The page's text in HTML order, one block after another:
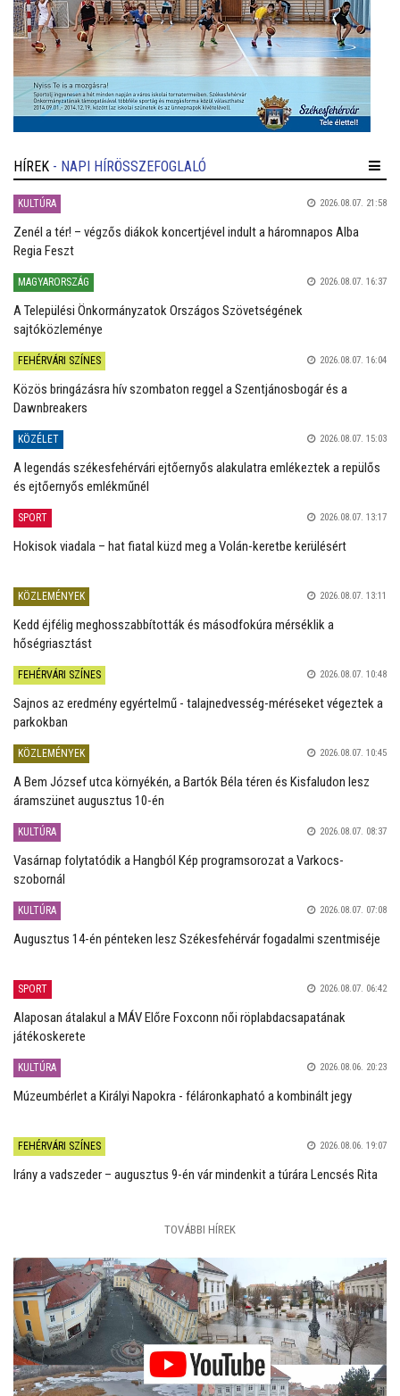
HÍREK - NAPI HÍRÖSSZEFOGLALÓ
KULTÚRA 2026.08.07. 21:58
Zenél a tér! – végzős diákok koncertjével indult a háromnapos Alba
Regia Feszt
MAGYARORSZÁG 2026.08.07. 16:37
A Települési Önkormányzatok Országos Szövetségének
sajtóközleménye
FEHÉRVÁRI SZÍNES 2026.08.07. 16:04
Közös bringázásra hív szombaton reggel a Szentjánosbogár és a
Dawnbreakers
KÖZÉLET 2026.08.07. 15:03
A legendás székesfehérvári ejtőernyős alakulatra emlékeztek a repülős
és ejtőernyős emlékműnél
SPORT 2026.08.07. 13:17
Hokisok viadala – hat fiatal küzd meg a Volán-keretbe kerülésért
KÖZLEMÉNYEK 2026.08.07. 13:11
Kedd éjfélig meghosszabbították és másodfokúra mérséklik a
hőségriasztást
FEHÉRVÁRI SZÍNES 2026.08.07. 10:48
Sajnos az eredmény egyértelmű - talajnedvesség-méréseket végeztek a
parkokban
KÖZLEMÉNYEK 2026.08.07. 10:45
A Bem József utca környékén, a Bartók Béla téren és Kisfaludon lesz
áramszünet augusztus 10-én
KULTÚRA 2026.08.07. 08:37
Vasárnap folytatódik a Hangból Kép programsorozat a Varkocs-
szobornál
KULTÚRA 2026.08.07. 07:08
Augusztus 14-én pénteken lesz Székesfehérvár fogadalmi szentmiséje
SPORT 2026.08.07. 06:42
Alaposan átalakul a MÁV Előre Foxconn női röplabdacsapatának
játékoskerete
KULTÚRA 2026.08.06. 20:23
Múzeumbérlet a Királyi Napokra - féláronkapható a kombinált jegy
FEHÉRVÁRI SZÍNES 2026.08.06. 19:07
Irány a vadszeder – augusztus 9-én vár mindenkit a túrára Lencsés Rita
TOVÁBBI HÍREK